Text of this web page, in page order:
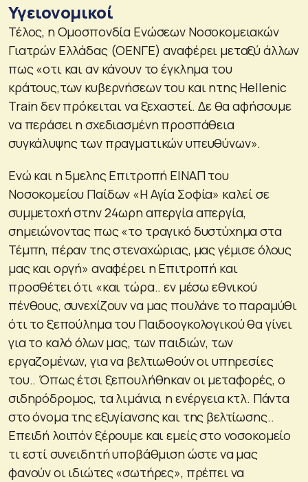
Υγειονομικοί
Τέλος, η Ομοσπονδία Ενώσεων Νοσοκομειακών
Γιατρών Ελλάδας (ΟΕΝΓΕ) αναφέρει μεταξύ άλλων
πως «οτι και αν κάνουν το έγκλημα του
κράτους,των κυβερνήσεων του και ητης Hellenic
Train δεν πρόκειται να ξεχαστεί. Δε θα αφήσουμε
να περάσει η σχεδιασμένη προσπάθεια
συγκάλυψης των πραγματικών υπευθύνων».
Ενώ και η 5μελης Επιτροπή ΕΙΝΑΠ του
Νοσοκομείου Παίδων «Η Αγία Σοφία» καλεί σε
συμμετοχή στην 24ωρη απεργία απεργία,
σημειώνοντας πως «το τραγικό δυστύχημα στα
Τέμπη, πέραν της στεναχώριας, μας γέμισε όλους
μας και οργή» αναφέρει η Επιτροπή και
προσθέτει ότι «και τώρα.. εν μέσω εθνικού
πένθους, συνεχίζουν να μας πουλάνε το παραμύθι
ότι το ξεπούλημα του Παιδοογκολογικού θα γίνει
για το καλό όλων μας, των παιδιών, των
εργαζομένων, για να βελτιωθούν οι υπηρεσίες
του.. Όπως έτσι ξεπουλήθηκαν οι μεταφορές, ο
σιδηρόδρομος, τα λιμάνια, η ενέργεια κτλ. Πάντα
στο όνομα της εξυγίανσης και της βελτίωσης..
Επειδή λοιπόν ξέρουμε και εμείς στο νοσοκομείο
τι εστί συνειδητή υποβάθμιση ώστε να μας
φανούν οι ιδιώτες «σωτήρες», πρέπει να